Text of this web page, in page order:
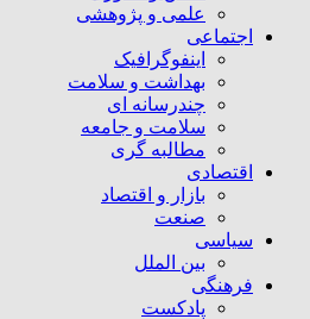
علمی و پژوهشی
اجتماعی
اینفوگرافیک
بهداشت و سلامت
چندرسانه ای
سلامت و جامعه
مطالبه گری
اقتصادی
بازار و اقتصاد
صنعت
سیاسی
بین الملل
فرهنگی
پادکست